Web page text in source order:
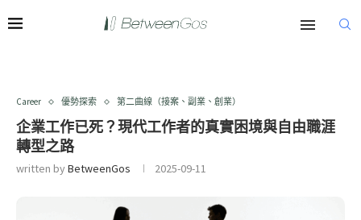
Career 優勢探索 第二曲線（接案、副業、創業）
企業工作已死？現代工作者的真實困境與自由職涯
轉型之路
written byBetweenGos 2025-09-11